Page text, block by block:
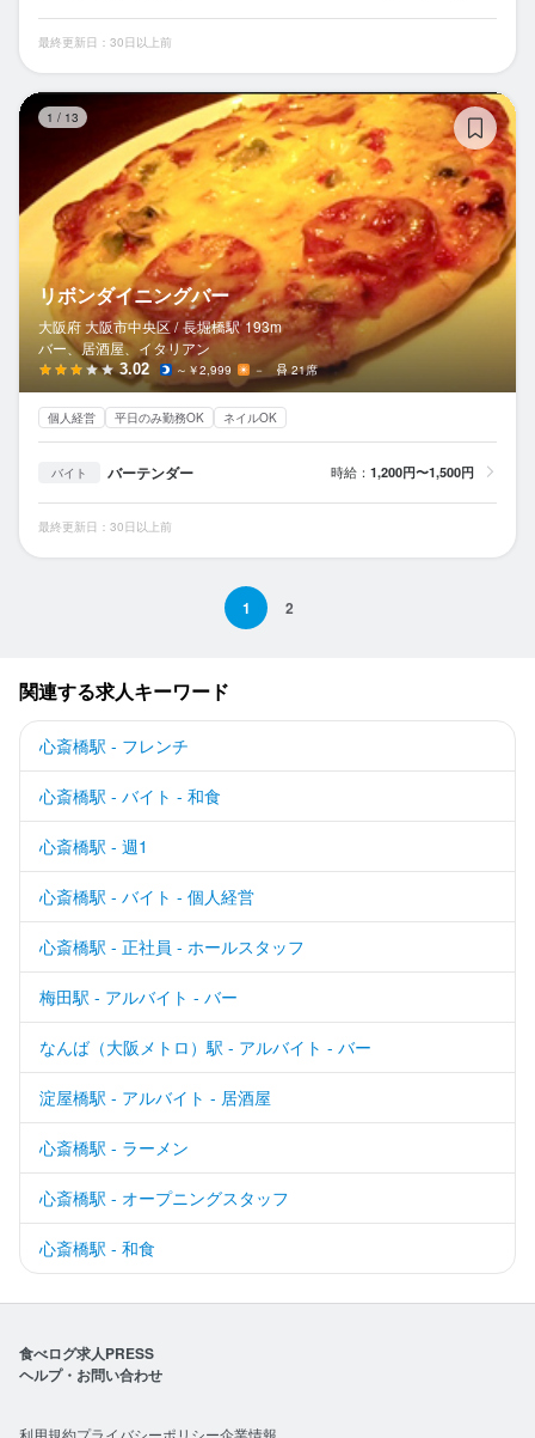
最終更新日：30日以上前
1 / 13
リボンダイニングバー
大阪府 大阪市中央区 / 長堀橋駅 193m
バー、居酒屋、イタリアン
3.02 ～￥2,999 － 21席
個人経営 平日のみ勤務OK ネイルOK
バイト バーテンダー 時給： 1,200円〜1,500円
最終更新日：30日以上前
1 2
関連する求人キーワード
心斎橋駅 - フレンチ
心斎橋駅 - バイト - 和食
心斎橋駅 - 週1
心斎橋駅 - バイト - 個人経営
心斎橋駅 - 正社員 - ホールスタッフ
梅田駅 - アルバイト - バー
なんば（大阪メトロ）駅 - アルバイト - バー
淀屋橋駅 - アルバイト - 居酒屋
心斎橋駅 - ラーメン
心斎橋駅 - オープニングスタッフ
心斎橋駅 - 和食
食べログ求人PRESS
ヘルプ・お問い合わせ
利用規約プライバシーポリシー企業情報